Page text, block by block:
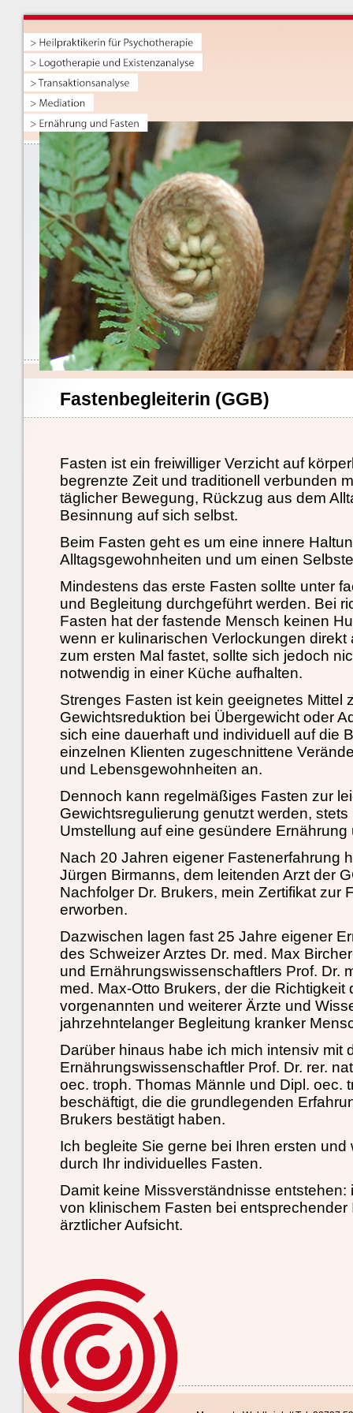
Fastenbegleiterin (GGB)
Fasten ist ein freiwilliger Verzicht auf
begrenzte Zeit und traditionell verbunden
täglicher Bewegung, Rückzug aus dem
Besinnung auf sich selbst.
Beim Fasten geht es um eine innere
Alltagsgewohnheiten und um einen
Mindestens das erste Fasten sollte unter
und Begleitung durchgeführt werden. Bei
Fasten hat der fastende Mensch keinen
wenn er kulinarischen Verlockungen direkt
zum ersten Mal fastet, sollte sich jedoch
notwendig in einer Küche aufhalten.
Strenges Fasten ist kein geeignetes Mittel
Gewichtsreduktion bei Übergewicht oder
sich eine dauerhaft und individuell auf die
einzelnen Klienten zugeschnittene
und Lebensgewohnheiten an.
Dennoch kann regelmäßiges Fasten zur
Gewichtsregulierung genutzt werden,
Umstellung auf eine gesündere
Nach 20 Jahren eigener Fastenerfahrung
Jürgen Birmanns, dem leitenden Arzt der
Nachfolger Dr. Brukers, mein Zertifikat zur
erworben.
Dazwischen lagen fast 25 Jahre eigener
des Schweizer Arztes Dr. med. Max
und Ernährungswissenschaftlers Prof. Dr.
med. Max-Otto Brukers, der die Richtigkeit
vorgenannten und weiterer Ärzte und
jahrzehntelanger Begleitung kranker
Darüber hinaus habe ich mich intensiv mit
Ernährungswissenschaftler Prof. Dr. rer.
oec. troph. Thomas Männle und Dipl. oec.
beschäftigt, die die grundlegenden
Brukers bestätigt haben.
Ich begleite Sie gerne bei Ihren ersten und
durch Ihr individuelles Fasten.
Damit keine Missverständnisse entstehen:
von klinischem Fasten bei entsprechender
ärztlicher Aufsicht.